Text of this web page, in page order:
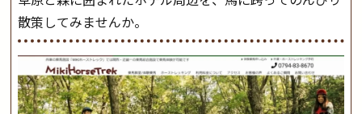
散策してみませんか。